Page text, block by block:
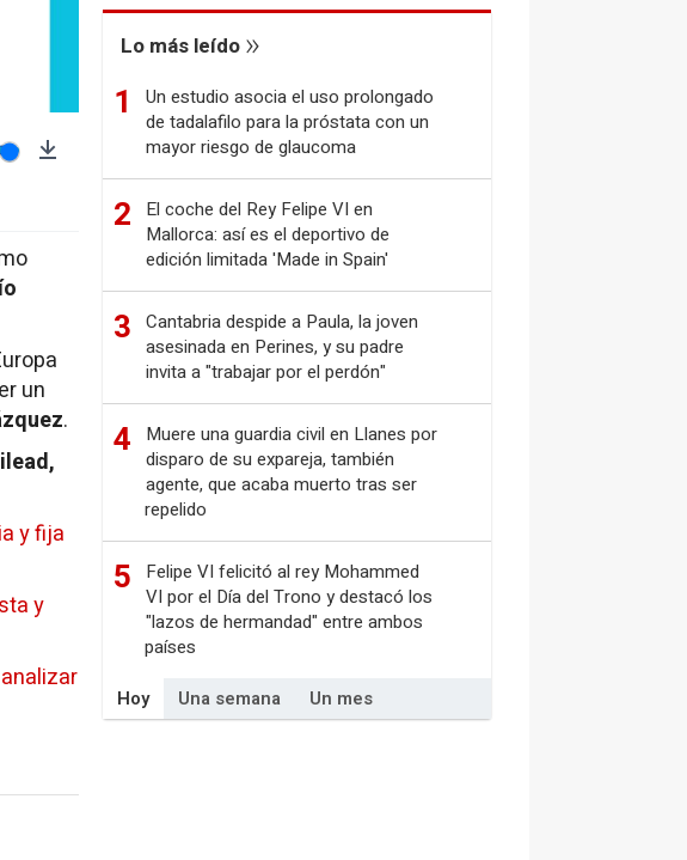
un
.
y fija
y
Lo más leído
1
Un estudio asocia el uso prolongado
de tadalafilo para la próstata con un
mayor riesgo de glaucoma
2
El coche del Rey Felipe VI en
Mallorca: así es el deportivo de
edición limitada 'Made in Spain'
3 Cantabria despide a Paula, la joven
asesinada en Perines, y su padre
invita a "trabajar por el perdón"
4
Muere una guardia civil en Llanes por
disparo de su expareja, también
agente, que acaba muerto tras ser
repelido
5
Felipe VI felicitó al rey Mohammed
VI por el Día del Trono y destacó los
"lazos de hermandad" entre ambos
países
Hoy
Una semana Un mes